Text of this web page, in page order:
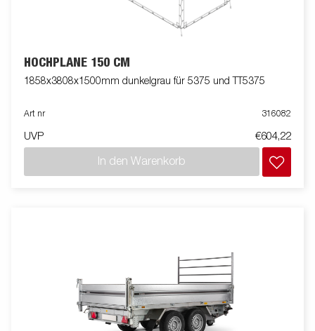
HOCHPLANE 150 CM
1858x3808x1500mm dunkelgrau für 5375 und TT5375
Art nr 316082
UVP €604,22
In den Warenkorb